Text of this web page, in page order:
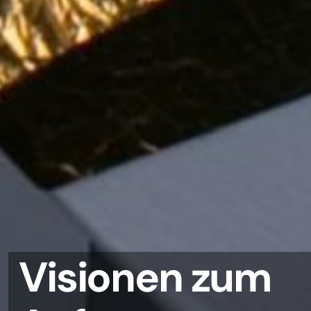
Wir setzen Sie